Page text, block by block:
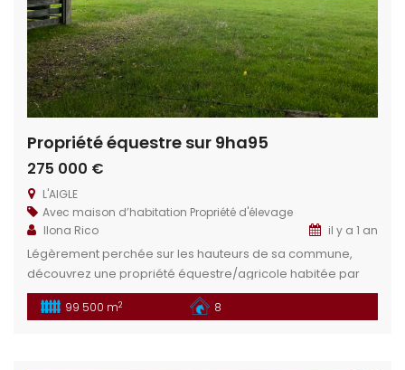
Propriété équestre sur 9ha95
275 000 €
L'AIGLE
Avec maison d’habitation Propriété d'élevage
Ilona Rico
il y a 1 an
Légèrement perchée sur les hauteurs de sa commune,
découvrez une propriété équestre/agricole habitée par
vaches et chevaux vivant en parfaite harmonie. Son
agencement répondra plus que parfaitement aux projets
99 500 m2 8